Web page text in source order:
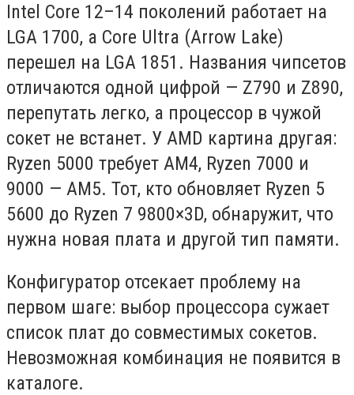
Intel Core 12–14 поколений работает на
LGA 1700, а Core Ultra (Arrow Lake)
перешел на LGA 1851. Названия чипсетов
отличаются одной цифрой — Z790 и Z890,
перепутать легко, а процессор в чужой
сокет не встанет. У AMD картина другая:
Ryzen 5000 требует AM4, Ryzen 7000 и
9000 — AM5. Тот, кто обновляет Ryzen 5
5600 до Ryzen 7 9800×3D, обнаружит, что
нужна новая плата и другой тип памяти.
Конфигуратор отсекает проблему на
первом шаге: выбор процессора сужает
список плат до совместимых сокетов.
Невозможная комбинация не появится в
каталоге.